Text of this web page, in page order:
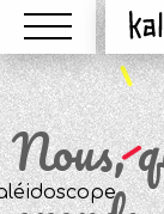
Menu
Nous,